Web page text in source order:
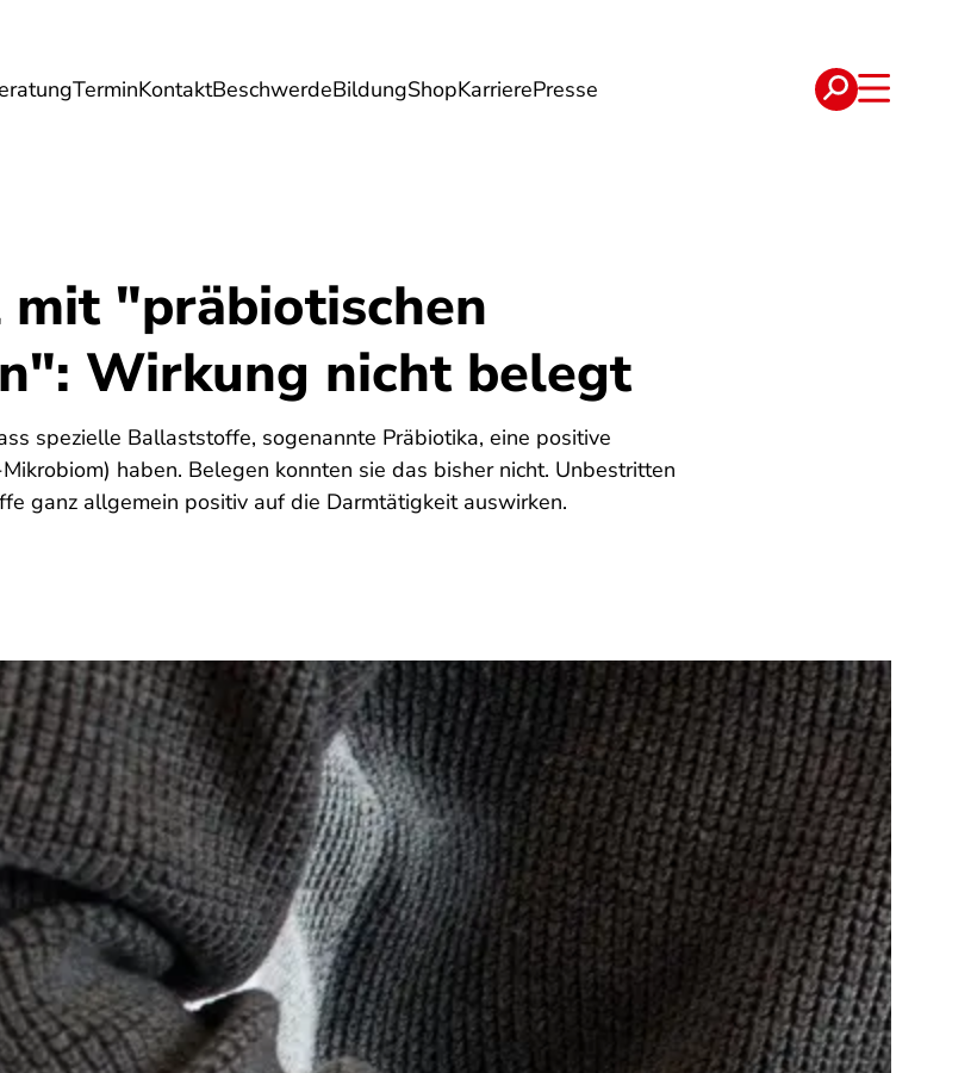
TerminKontaktBeschwerdeBildungShopKarrierePresse
Gesundheit Energie Reise Verträge
"präbiotischen
Wirkung nicht belegt
spezielle Ballaststoffe, sogenannte Präbiotika, eine positive
haben. Belegen konnten sie das bisher nicht. Unbestritten
ganz allgemein positiv auf die Darmtätigkeit auswirken.